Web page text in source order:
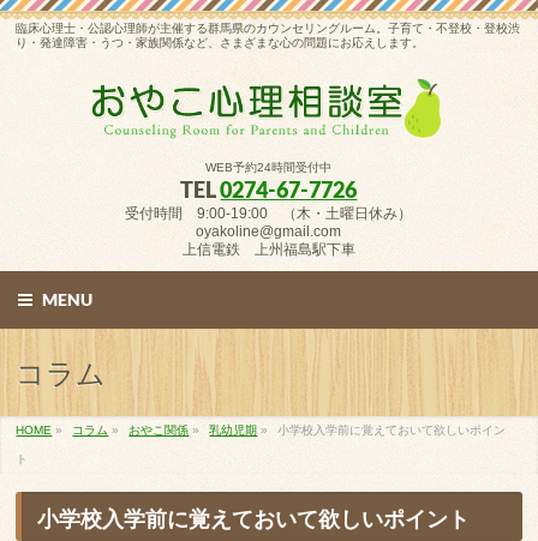
臨床心理士・公認心理師が主催する群馬県のカウンセリングルーム。子育て・不登校・登校渋
り・発達障害・うつ・家族関係など、さまざまな心の問題にお応えします。
WEB予約24時間受付中
TEL0274-67-7726
受付時間 9:00-19:00 （木・土曜日休み）
oyakoline@gmail.com
上信電鉄 上州福島駅下車
MENU
コラム
HOME » コラム » おやこ関係 » 乳幼児期 » 小学校入学前に覚えておいて欲しいポイン
ト
小学校入学前に覚えておいて欲しいポイント